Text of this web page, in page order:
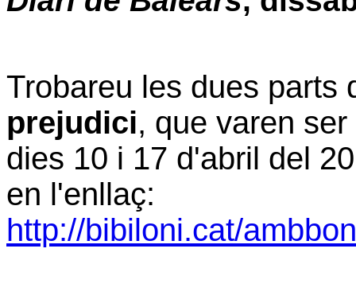
Trobareu les dues parts
prejudici, que varen
dies 10 i 17 d'abril del
en l'enllaç:
http://bibiloni.cat/